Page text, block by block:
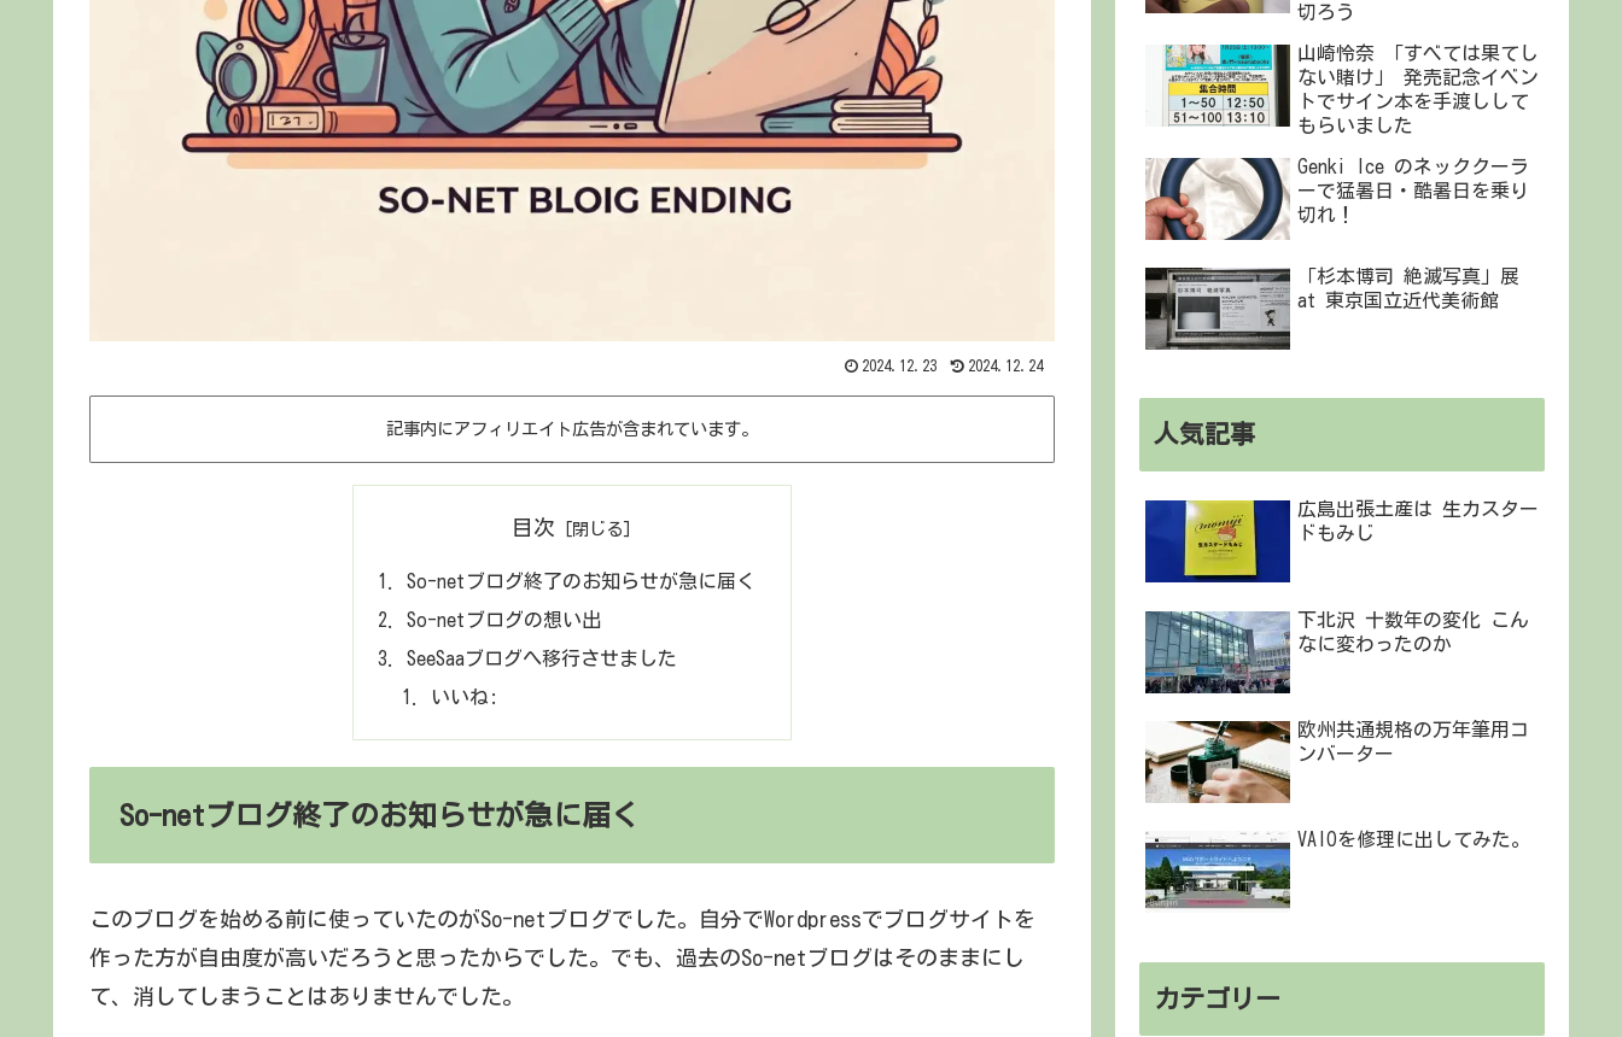
2024.12.23 2024.12.24
記事内にアフィリエイト広告が含まれています。
目次
So-netブログ終了のお知らせが急に届く
So-netブログの想い出
SeeSaaブログへ移行させました
いいね:
So-netブログ終了のお知らせが急に届く
このブログを始める前に使っていたのがSo-netブログでした。自分でWordpressでブログサイトを
作った方が自由度が高いだろうと思ったからでした。でも、過去のSo-netブログはそのままにし
て、消してしまうことはありませんでした。
切ろう
山崎怜奈 「すべては果てし
ない賭け」 発売記念イベン
トでサイン本を手渡しして
もらいました
Genki Ice のネッククーラ
ーで猛暑日・酷暑日を乗り
切れ！
「杉本博司 絶滅写真」展
at 東京国立近代美術館
人気記事
広島出張土産は 生カスター
ドもみじ
下北沢 十数年の変化 こん
なに変わったのか
欧州共通規格の万年筆用コ
ンバーター
VAIOを修理に出してみた。
カテゴリー